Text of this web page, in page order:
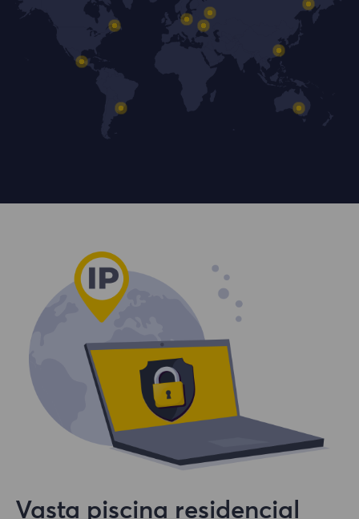
Vasta piscina residencial